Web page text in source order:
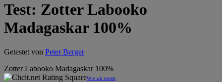
Test: Zotter Labooko
Madagaskar 100%
Getestet von Peter Berger
Zotter Labooko Madagaskar 100%
Wie wir testen